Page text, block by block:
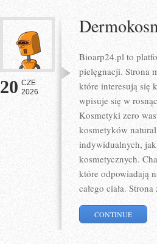
20 CZE
2026
Bioarp24.pl to
pielęgnacji. Strona
które interesują się
wpisuje się w
Kosmetyki zero
kosmetyków
indywidualnych,
kosmetycznych.
które odpowiadają
całego ciała.
CONTINUE